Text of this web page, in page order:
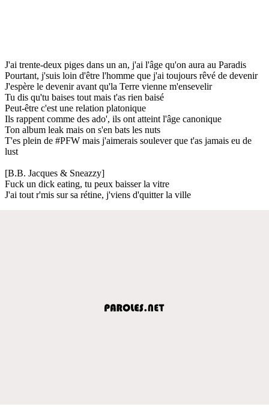
J'ai trente-deux piges dans un an, j'ai l'âge qu'on aura au Paradis
Pourtant, j'suis loin d'être l'homme que j'ai toujours rêvé de devenir
J'espère le devenir avant qu'la Terre vienne m'ensevelir
Tu dis qu'tu baises tout mais t'as rien baisé
Peut-être c'est une relation platonique
Ils rappent comme des ado', ils ont atteint l'âge canonique
Ton album leak mais on s'en bats les nuts
T'es plein de #PFW mais j'aimerais soulever que t'as jamais eu de
lust
[B.B. Jacques & Sneazzy]
Fuck un dick eating, tu peux baisser la vitre
J'ai tout r'mis sur sa rétine, j'viens d'quitter la ville